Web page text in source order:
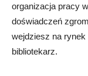
organizacja pracy
doświadczeń
wejdziesz na
bibliotekarz.